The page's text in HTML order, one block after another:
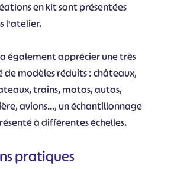
en kit sont présentées
l'atelier.
également apprécier une très
modèles réduits : châteaux,
trains, motos, autos,
avions..., un échantillonnage
à différentes échelles.
pratiques